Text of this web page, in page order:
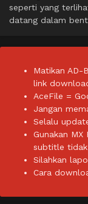
seperti yang
datang dalam
Matikan AD-
link
AceFile =
Jangan
Selalu
Gunakan
subtitle tidak
Silahkan
Cara